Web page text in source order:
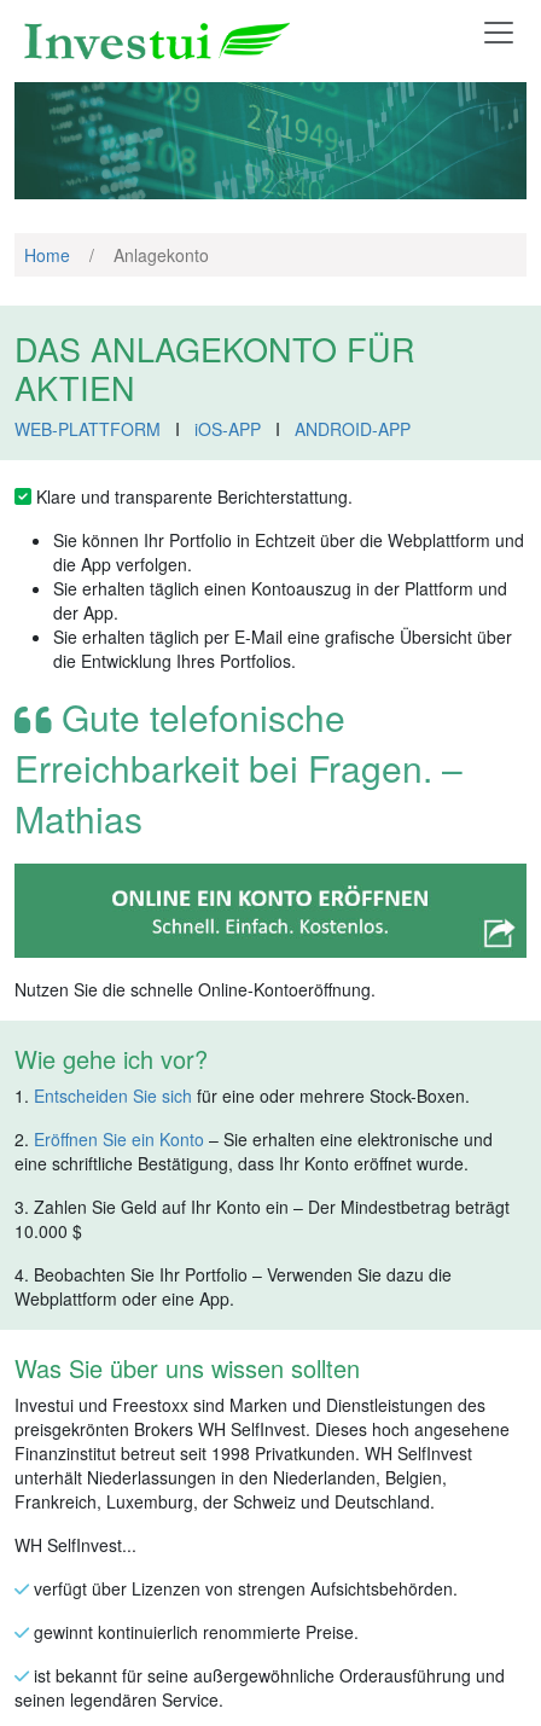
Home / Anlagekonto
DAS ANLAGEKONTO FÜR
AKTIEN
WEB-PLATTFORM I iOS-APP I ANDROID-APP
Klare und transparente Berichterstattung.
Sie können Ihr Portfolio in Echtzeit über die Webplattform und
die App verfolgen.
Sie erhalten täglich einen Kontoauszug in der Plattform und
der App.
Sie erhalten täglich per E-Mail eine grafische Übersicht über
die Entwicklung Ihres Portfolios.
Gute telefonische
Erreichbarkeit bei Fragen. –
Mathias
Nutzen Sie die schnelle Online-Kontoeröffnung.
Wie gehe ich vor?
1. Entscheiden Sie sich für eine oder mehrere Stock-Boxen.
2. Eröffnen Sie ein Konto – Sie erhalten eine elektronische und
eine schriftliche Bestätigung, dass Ihr Konto eröffnet wurde.
3. Zahlen Sie Geld auf Ihr Konto ein – Der Mindestbetrag beträgt
10.000 $
4. Beobachten Sie Ihr Portfolio – Verwenden Sie dazu die
Webplattform oder eine App.
Was Sie über uns wissen sollten
Investui und Freestoxx sind Marken und Dienstleistungen des
preisgekrönten Brokers WH SelfInvest. Dieses hoch angesehene
Finanzinstitut betreut seit 1998 Privatkunden. WH SelfInvest
unterhält Niederlassungen in den Niederlanden, Belgien,
Frankreich, Luxemburg, der Schweiz und Deutschland.
WH SelfInvest...
verfügt über Lizenzen von strengen Aufsichtsbehörden.
gewinnt kontinuierlich renommierte Preise.
ist bekannt für seine außergewöhnliche Orderausführung und
seinen legendären Service.